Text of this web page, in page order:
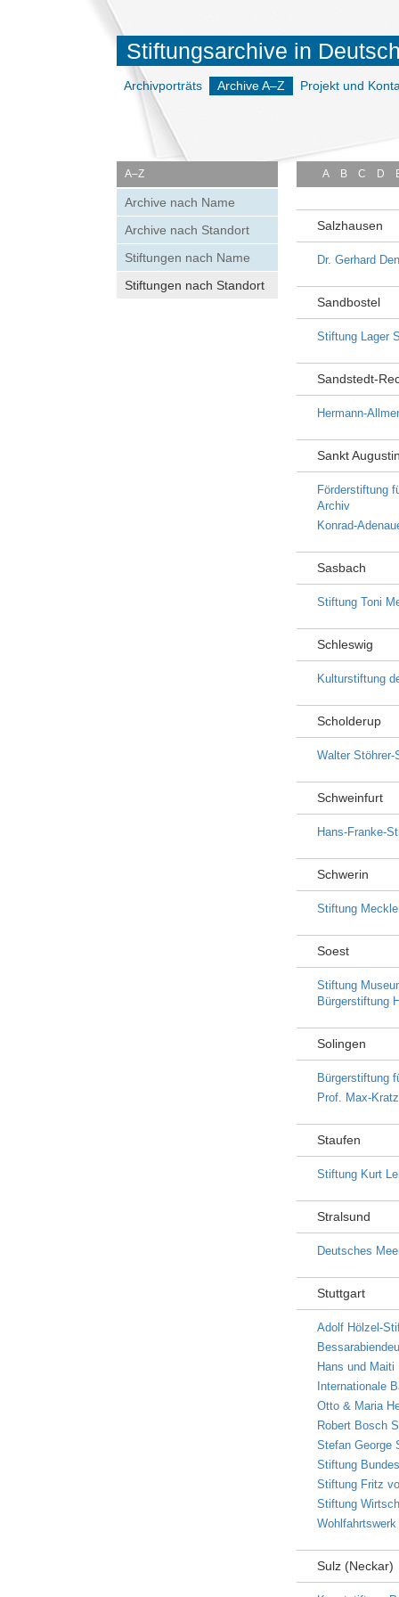
Stiftungsarchive in
Archivporträts Archive A–Z Projekt und
A–Z
Archive nach Name
Archive nach Standort
Stiftungen nach Name
Stiftungen nach Standort
A B C D
Salzhausen
Dr. Gerhard
Sandbostel
Stiftung Lager
Sandstedt-
Hermann-
Sankt
Förderstiftung
Archiv
Konrad-
Sasbach
Stiftung Toni
Schleswig
Kulturstiftung
Scholderup
Walter Stöhrer-
Schweinfurt
Hans-Franke-
Schwerin
Stiftung
Soest
Stiftung
Bürgerstiftung
Solingen
Bürgerstiftung
Prof. Max-
Staufen
Stiftung Kurt
Stralsund
Deutsches
Stuttgart
Adolf Hölzel-
Hans und
Internationale
Otto & Maria
Robert Bosch
Stefan George
Stiftung
Stiftung Fritz
Stiftung
Sulz (Neckar)